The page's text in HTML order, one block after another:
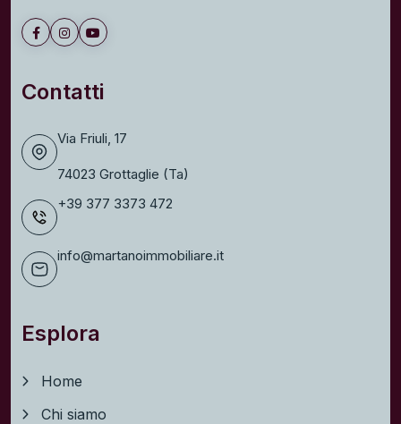
Contatti
Via Friuli, 17
74023 Grottaglie (Ta)
+39 377 3373 472
info@martanoimmobiliare.it
Esplora
Home
Chi siamo